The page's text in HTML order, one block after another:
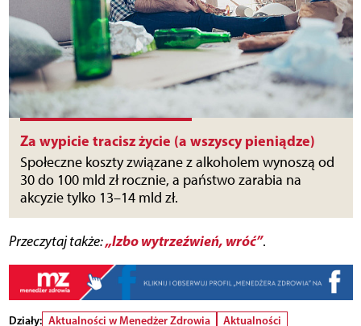
Za wypicie tracisz życie (a wszyscy pieniądze)
Społeczne koszty związane z alkoholem wynoszą od
30 do 100 mld zł rocznie, a państwo zarabia na
akcyzie tylko 13–14 mld zł.
Przeczytaj także:„Izbo wytrzeźwień, wróć”.
Działy: Aktualności w Menedżer Zdrowia Aktualności